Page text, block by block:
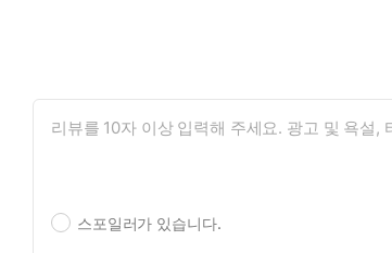
스포일러가 있습니다.